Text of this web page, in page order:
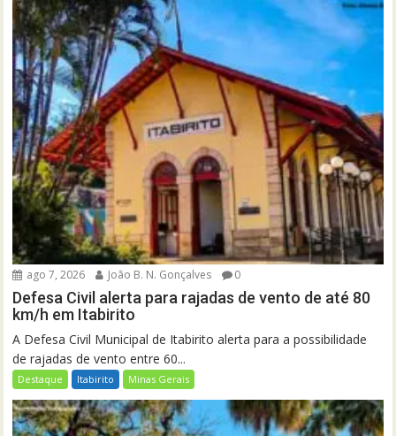
ago 7, 2026 João B. N. Gonçalves 0
Defesa Civil alerta para rajadas de vento de até 80
km/h em Itabirito
A Defesa Civil Municipal de Itabirito alerta para a possibilidade
de rajadas de vento entre 60...
Destaque Itabirito Minas Gerais